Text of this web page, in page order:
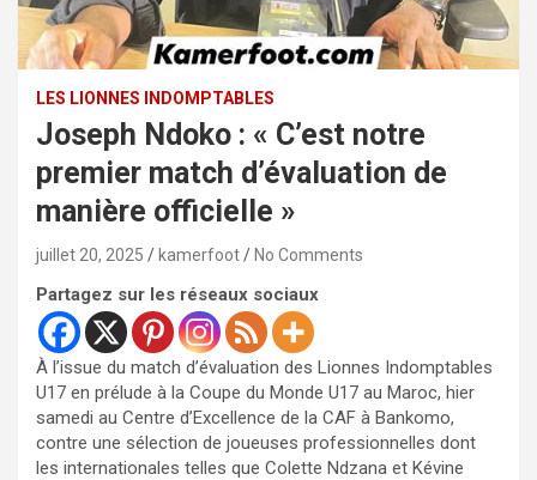
LES LIONNES INDOMPTABLES
Joseph Ndoko : « C’est notre
premier match d’évaluation de
manière officielle »
juillet 20, 2025 kamerfoot No Comments
Partagez sur les réseaux sociaux
À l’issue du match d’évaluation des Lionnes Indomptables
U17 en prélude à la Coupe du Monde U17 au Maroc, hier
samedi au Centre d’Excellence de la CAF à Bankomo,
contre une sélection de joueuses professionnelles dont
les internationales telles que Colette Ndzana et Kévine